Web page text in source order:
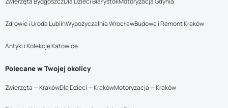
Zdrowie i Uroda LublinWypożyczalnia WrocławBudowa i Remont Kraków
Antyki i Kolekcje Katowice
Polecane w Twojej okolicy
Zwierzęta — KrakówDla Dzieci — KrakówMotoryzacja — Kraków